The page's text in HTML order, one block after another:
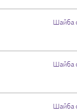
Шайба
Шайба
Шайба